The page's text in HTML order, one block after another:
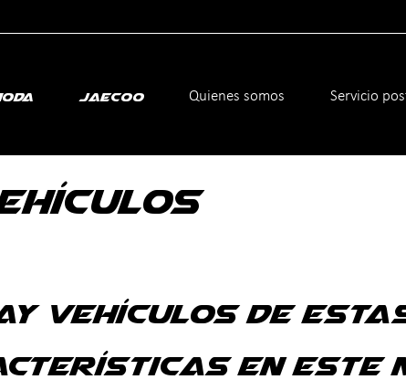
Jaecoo Quienes somos Servicio
vehículos de
en este